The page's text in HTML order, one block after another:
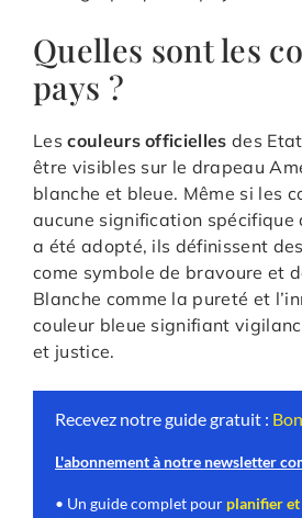
Quelles sont les
pays ?
Lescouleurs officielles des
être visibles sur le drapeau
blanche et bleue. Même si les
aucune signification spécifique
a été adopté, ils définissent
come symbole de bravoure et
Blanche comme la pureté et
couleur bleue signifiant
et justice.